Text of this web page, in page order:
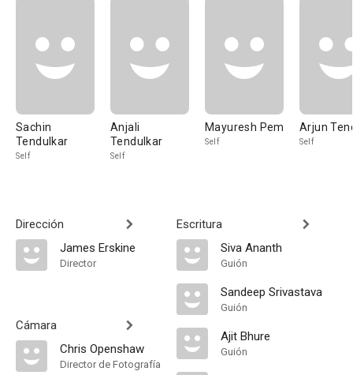
Sachin
Tendulkar
Self
Anjali
Tendulkar
Self
Mayuresh Pem
Self
Arjun
Self
Dirección
James Erskine
Director
Cámara
Chris Openshaw
Director de Fotografía
Escritura
Siva Ananth
Guión
Sandeep Srivastava
Guión
Ajit Bhure
Guión